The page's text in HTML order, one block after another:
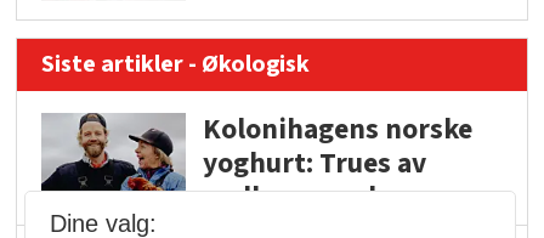
Siste artikler - Økologisk
Kolonihagens norske
yoghurt: Trues av
melkemangel
Dine valg: